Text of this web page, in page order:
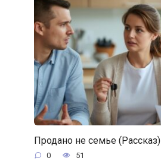
Продано не семье (Рассказ)
0 51